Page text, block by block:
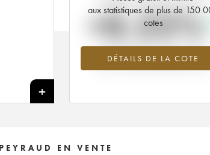
+
aux statistiques de plus de 150
cotes
DÉTAILS DE LA COTE
+0.22%
Tendance à la hausse du millésime
2015 en 2026 par rapport à 2025
EN VENTE